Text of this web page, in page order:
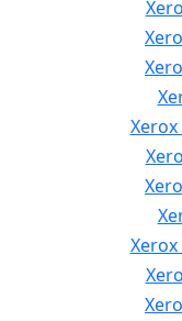
Xerox
Xerox